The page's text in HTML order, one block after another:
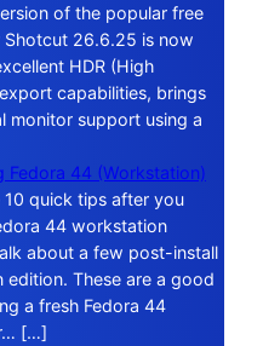
of the popular free
26.6.25 is now
HDR (High
capabilities, brings
monitor support using a
Fedora 44 (Workstation)
10 quick tips after you
44 workstation
about a few post-install
These are a good
a fresh Fedora 44
[…]